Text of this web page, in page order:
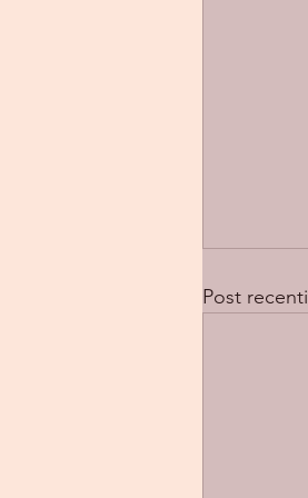
Post recenti